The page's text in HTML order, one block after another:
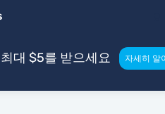
대 $5를 받으세요 자세히 알